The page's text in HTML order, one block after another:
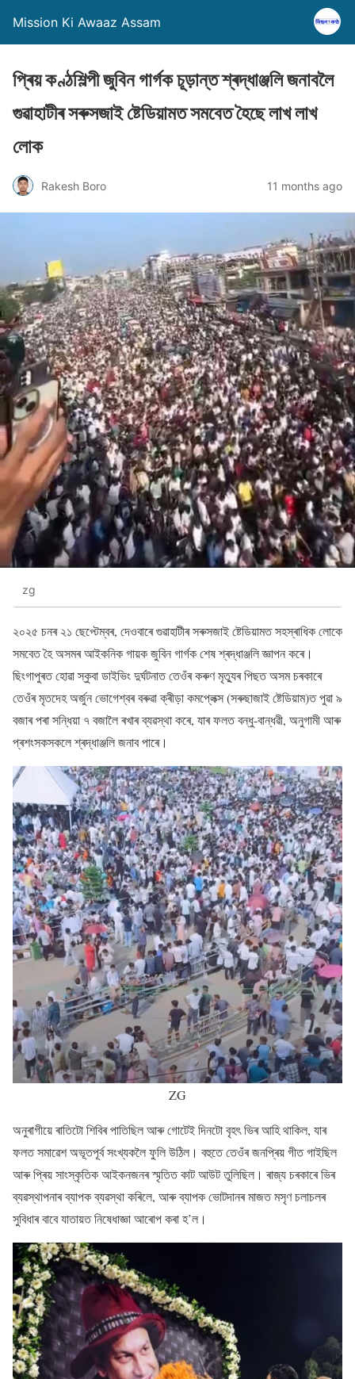
Mission Ki Awaaz Assam
প্ৰিয় কণ্ঠশিল্পী জুবিন গাৰ্গক চূড়ান্ত শ্ৰদ্ধাঞ্জলি জনাবলৈ
গুৱাহাটীৰ সৰুসজাই ষ্টেডিয়ামত সমবেত হৈছে লাখ লাখ
লোক
Rakesh Boro 11 months ago
zg
২০২৫ চনৰ ২১ ছেপ্টেম্বৰ, দেওবাৰে গুৱাহাটীৰ সৰুসজাই ষ্টেডিয়ামত সহস্ৰাধিক লোকে
সমবেত হৈ অসমৰ আইকনিক গায়ক জুবিন গাৰ্গক শেষ শ্ৰদ্ধাঞ্জলি জ্ঞাপন কৰে।
ছিংগাপুৰত হোৱা স্কুবা ডাইভিং দুৰ্ঘটনাত তেওঁৰ কৰুণ মৃত্যুৰ পিছত অসম চৰকাৰে
তেওঁৰ মৃতদেহ অৰ্জুন ভোগেশ্বৰ বৰুৱা ক্ৰীড়া কমপ্লেক্স (সৰুছাজাই ষ্টেডিয়াম)ত পুৱা ৯
বজাৰ পৰা সন্ধিয়া ৭ বজালৈ ৰখাৰ ব্যৱস্থা কৰে, যাৰ ফলত বন্ধু-বান্ধৱী, অনুগামী আৰু
প্ৰশংসকসকলে শ্ৰদ্ধাঞ্জলি জনাব পাৰে।
ZG
অনুৰাগীয়ে ৰাতিটো শিবিৰ পাতিছিল আৰু গোটেই দিনটো বৃহৎ ভিৰ আহি থাকিল, যাৰ
ফলত সমাৱেশ অভূতপূৰ্ব সংখ্যকলৈ ফুলি উঠিল। বহুতে তেওঁৰ জনপ্ৰিয় গীত গাইছিল
আৰু প্ৰিয় সাংস্কৃতিক আইকনজনৰ স্মৃতিত কাট আউট তুলিছিল। ৰাজ্য চৰকাৰে ভিৰ
ব্যৱস্থাপনাৰ ব্যাপক ব্যৱস্থা কৰিলে, আৰু ব্যাপক ভোটদানৰ মাজত মসৃণ চলাচলৰ
সুবিধাৰ বাবে যাতায়ত নিষেধাজ্ঞা আৰোপ কৰা হ’ল।